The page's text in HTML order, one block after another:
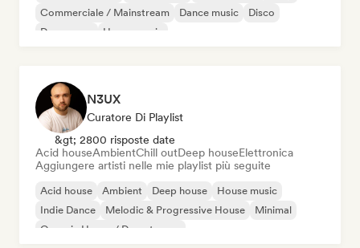
Commerciale / Mainstream
Dance music
Disco
Dream pop
House music
N3UX
Curatore Di Playlist
&gt; 2800 risposte date
Acid houseAmbientChill outDeep houseElettronica
Aggiungere artisti nelle mie playlist più seguite
Acid house Ambient Deep house
House music
Indie Dance
Melodic & Progressive House
Minimal
Organic House / Downtempo